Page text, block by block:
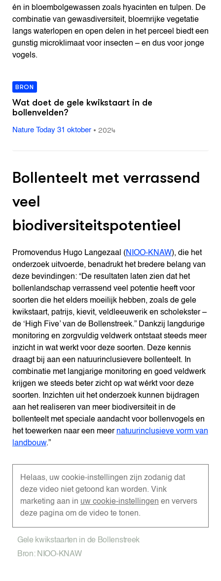
én in bloembolgewassen zoals hyacinten en tulpen. De
combinatie van gewasdiversiteit, bloemrijke vegetatie
langs waterlopen en open delen in het perceel biedt een
gunstig microklimaat voor insecten – en dus voor jonge
vogels.
BRON
Wat doet de gele kwikstaart in de
bollenvelden?
Nature Today 31 oktober• 2024
Bollenteelt met verrassend
veel
biodiversiteitspotentieel
Promovendus Hugo Langezaal (NIOO-KNAW), die het
onderzoek uitvoerde, benadrukt het bredere belang van
deze bevindingen: “De resultaten laten zien dat het
bollenlandschap verrassend veel potentie heeft voor
soorten die het elders moeilijk hebben, zoals de gele
kwikstaart, patrijs, kievit, veldleeuwerik en scholekster –
de ‘High Five’ van de Bollenstreek.” Dankzij langdurige
monitoring en zorgvuldig veldwerk ontstaat steeds meer
inzicht in wat werkt voor deze soorten. Deze kennis
draagt bij aan een natuurinclusievere bollenteelt. In
combinatie met langjarige monitoring en goed veldwerk
krijgen we steeds beter zicht op wat wérkt voor deze
soorten. Inzichten uit het onderzoek kunnen bijdragen
aan het realiseren van meer biodiversiteit in de
bollenteelt met speciale aandacht voor bollenvogels en
het toewerken naar een meer natuurinclusieve vorm van
landbouw.”
Helaas, uw cookie-instellingen zijn zodanig dat
deze video niet getoond kan worden. Vink
marketing aan in uw cookie-instellingen en ververs
deze pagina om de video te tonen.
Gele kwikstaarten in de Bollenstreek
Bron: NIOO-KNAW